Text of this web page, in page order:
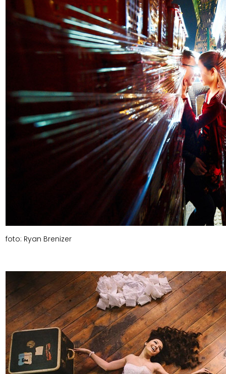
foto: Ryan Brenizer